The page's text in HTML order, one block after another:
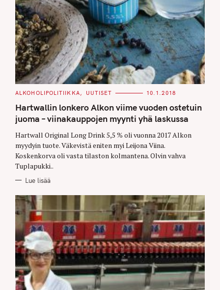
C
T
E
G
O
I
E
S
ALKOHOLIPOLITIIKKA UUTISET 10.1.2018
Hartwallin lonkero Alkon viime vuoden ostetuin
juoma – viinakauppojen myynti yhä laskussa
Hartwall Original Long Drink 5,5 % oli vuonna 2017 Alkon
myydyin tuote. Väkevistä eniten myi Leijona Viina.
Koskenkorva oli vasta tilaston kolmantena. Olvin vahva
Tuplapukki..
Lue lisää